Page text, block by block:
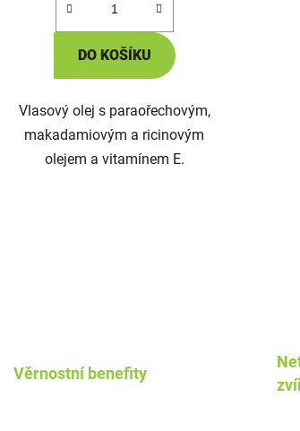
DO KOŠÍKU
Vlasový olej s paraořechovým,
makadamiovým a ricinovým
olejem a vitamínem E.
Věrnostní benefity